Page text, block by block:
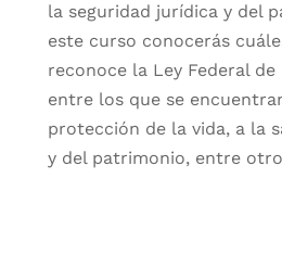
la seguridad jurídica y del
este curso conocerás
reconoce la Ley Federal
entre los que se
protección de la vida, a la
y del patrimonio, entre